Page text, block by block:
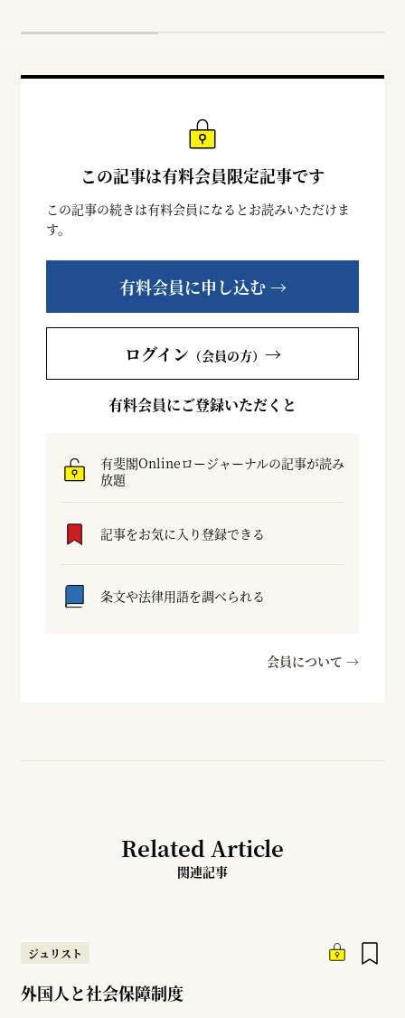
この記事は有料会員限定記事です
この記事の続きは有料会員になるとお読みいただけま
す。
有料会員に申し込む →
ログイン （会員の方） →
有料会員にご登録いただくと
有斐閣Onlineロージャーナルの記事が読み
放題
記事をお気に入り登録できる
条文や法律用語を調べられる
会員について →
Related Article
関連記事
ジュリスト
外国人と社会保障制度